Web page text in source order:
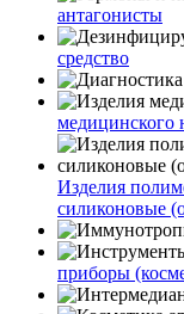
антагонисты
средство
медицинского
Изделия
силиконовые
приборы